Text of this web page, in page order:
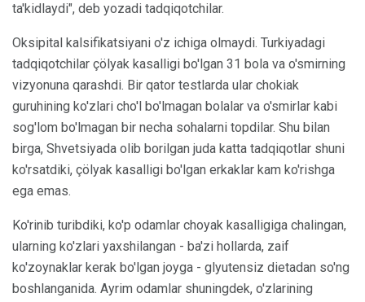
ta'kidlaydi", deb yozadi tadqiqotchilar.
Oksipital kalsifikatsiyani o'z ichiga olmaydi. Turkiyadagi
tadqiqotchilar çölyak kasalligi bo'lgan 31 bola va o'smirning
vizyonuna qarashdi. Bir qator testlarda ular chokiak
guruhining ko'zlari cho'l bo'lmagan bolalar va o'smirlar kabi
sog'lom bo'lmagan bir necha sohalarni topdilar. Shu bilan
birga, Shvetsiyada olib borilgan juda katta tadqiqotlar shuni
ko'rsatdiki, çölyak kasalligi bo'lgan erkaklar kam ko'rishga
ega emas.
Ko'rinib turibdiki, ko'p odamlar choyak kasalligiga chalingan,
ularning ko'zlari yaxshilangan - ba'zi hollarda, zaif
ko'zoynaklar kerak bo'lgan joyga - glyutensiz dietadan so'ng
boshlanganida. Ayrim odamlar shuningdek, o'zlarining